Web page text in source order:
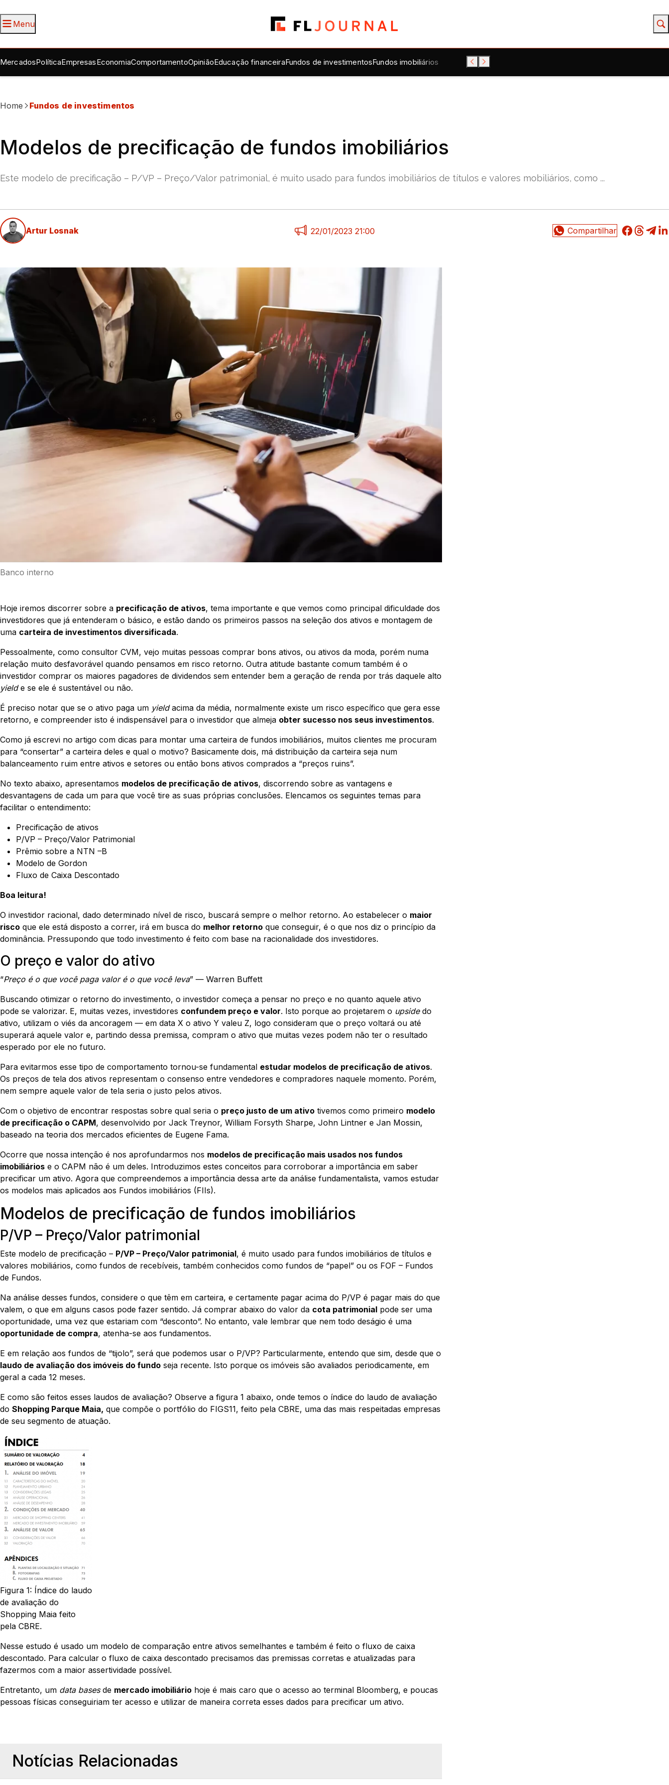
Menu
MercadosPolíticaEmpresasEconomiaComportamentoOpiniãoEducação financeiraFundos de investimentosFundos imobiliários
Home Fundos de investimentos
Modelos de precificação de fundos imobiliários
Este modelo de precificação – P/VP – Preço/Valor patrimonial, é muito usado para fundos imobiliários de títulos e valores mobiliários, como ...
Artur Losnak 22/01/2023 21:00
Banco interno
Hoje iremos discorrer sobre a precificação de ativos, tema importante e que vemos como principal dificuldade dos
investidores que já entenderam o básico, e estão dando os primeiros passos na seleção dos ativos e montagem de
uma carteira de investimentos diversificada.
Pessoalmente, como consultor CVM, vejo muitas pessoas comprar bons ativos, ou ativos da moda, porém numa
relação muito desfavorável quando pensamos em risco retorno. Outra atitude bastante comum também é o
investidor comprar os maiores pagadores de dividendos sem entender bem a geração de renda por trás daquele alto
yielde se ele é sustentável ou não.
É preciso notar que se o ativo paga um yieldacima da média, normalmente existe um risco específico que gera esse
retorno, e compreender isto é indispensável para o investidor que almeja obter sucesso nos seus investimentos.
Como já escrevi no artigo com dicas para montar uma carteira de fundos imobiliários, muitos clientes me procuram
para “consertar” a carteira deles e qual o motivo? Basicamente dois, má distribuição da carteira seja num
balanceamento ruim entre ativos e setores ou então bons ativos comprados a “preços ruins”.
No texto abaixo, apresentamos modelos de precificação de ativos, discorrendo sobre as vantagens e
desvantagens de cada um para que você tire as suas próprias conclusões. Elencamos os seguintes temas para
facilitar o entendimento:
Precificação de ativos
P/VP – Preço/Valor Patrimonial
Prêmio sobre a NTN –B
Modelo de Gordon
Fluxo de Caixa Descontado
Boa leitura!
O investidor racional, dado determinado nível de risco, buscará sempre o melhor retorno. Ao estabelecer o maior
risco que ele está disposto a correr, irá em busca do melhor retorno que conseguir, é o que nos diz o princípio da
dominância. Pressupondo que todo investimento é feito com base na racionalidade dos investidores.
O preço e valor do ativo
“Preço é o que você paga valor é o que você leva” — Warren Buffett
Buscando otimizar o retorno do investimento, o investidor começa a pensar no preço e no quanto aquele ativo
pode se valorizar. E, muitas vezes, investidores confundem preço e valor. Isto porque ao projetarem o upsidedo
ativo, utilizam o viés da ancoragem — em data X o ativo Y valeu Z, logo consideram que o preço voltará ou até
superará aquele valor e, partindo dessa premissa, compram o ativo que muitas vezes podem não ter o resultado
esperado por ele no futuro.
Para evitarmos esse tipo de comportamento tornou-se fundamental estudar modelos de precificação de ativos.
Os preços de tela dos ativos representam o consenso entre vendedores e compradores naquele momento. Porém,
nem sempre aquele valor de tela seria o justo pelos ativos.
Com o objetivo de encontrar respostas sobre qual seria o preço justo de um ativo tivemos como primeiro modelo
de precificação o CAPM, desenvolvido por Jack Treynor, William Forsyth Sharpe, John Lintner e Jan Mossin,
baseado na teoria dos mercados eficientes de Eugene Fama.
Ocorre que nossa intenção é nos aprofundarmos nos modelos de precificação mais usados nos fundos
imobiliários e o CAPM não é um deles. Introduzimos estes conceitos para corroborar a importância em saber
precificar um ativo. Agora que compreendemos a importância dessa arte da análise fundamentalista, vamos estudar
os modelos mais aplicados aos Fundos imobiliários (FIIs).
Modelos de precificação de fundos imobiliários
P/VP – Preço/Valor patrimonial
Este modelo de precificação – P/VP – Preço/Valor patrimonial, é muito usado para fundos imobiliários de títulos e
valores mobiliários, como fundos de recebíveis, também conhecidos como fundos de “papel” ou os FOF – Fundos
de Fundos.
Na análise desses fundos, considere o que têm em carteira, e certamente pagar acima do P/VP é pagar mais do que
valem, o que em alguns casos pode fazer sentido. Já comprar abaixo do valor da cota patrimonial pode ser uma
oportunidade, uma vez que estariam com “desconto”. No entanto, vale lembrar que nem todo deságio é uma
oportunidade de compra, atenha-se aos fundamentos.
E em relação aos fundos de “tijolo”, será que podemos usar o P/VP? Particularmente, entendo que sim, desde que o
laudo de avaliação dos imóveis do fundo seja recente. Isto porque os imóveis são avaliados periodicamente, em
geral a cada 12 meses.
E como são feitos esses laudos de avaliação? Observe a figura 1 abaixo, onde temos o índice do laudo de avaliação
do Shopping Parque Maia, que compõe o portfólio do FIGS11, feito pela CBRE, uma das mais respeitadas empresas
de seu segmento de atuação.
Figura 1: Índice do laudo
de avaliação do
Shopping Maia feito
pela CBRE.
Nesse estudo é usado um modelo de comparação entre ativos semelhantes e também é feito o fluxo de caixa
descontado. Para calcular o fluxo de caixa descontado precisamos das premissas corretas e atualizadas para
fazermos com a maior assertividade possível.
Entretanto, um data basesde mercado imobiliário hoje é mais caro que o acesso ao terminal Bloomberg, e poucas
pessoas físicas conseguiriam ter acesso e utilizar de maneira correta esses dados para precificar um ativo.
Notícias Relacionadas